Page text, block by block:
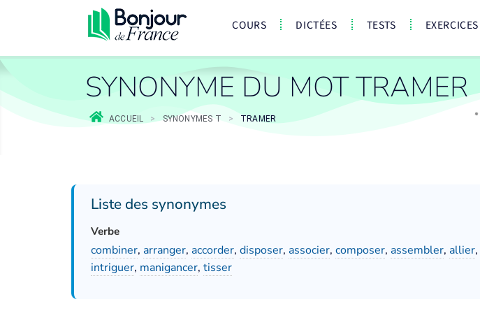
COURS DICTÉES TESTS EXERCICES
SYNONYME DU MOT TRAMER
ACCUEIL > SYNONYMES T > TRAMER
Liste des synonymes
Verbe
combiner, arranger, accorder, disposer, associer, composer, assembler, allier,
intriguer, manigancer, tisser